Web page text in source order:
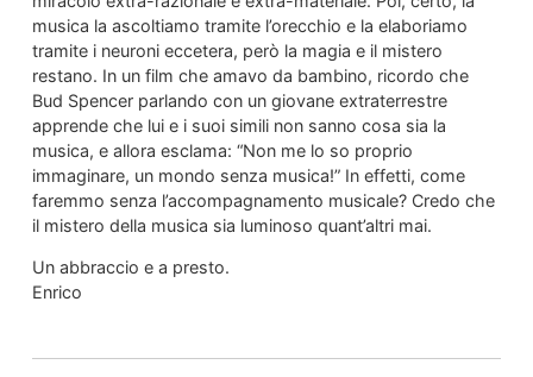
musica la ascoltiamo tramite l’orecchio e la elaboriamo
tramite i neuroni eccetera, però la magia e il mistero
restano. In un film che amavo da bambino, ricordo che
Bud Spencer parlando con un giovane extraterrestre
apprende che lui e i suoi simili non sanno cosa sia la
musica, e allora esclama: “Non me lo so proprio
immaginare, un mondo senza musica!” In effetti, come
faremmo senza l’accompagnamento musicale? Credo che
il mistero della musica sia luminoso quant’altri mai.
Un abbraccio e a presto.
Enrico